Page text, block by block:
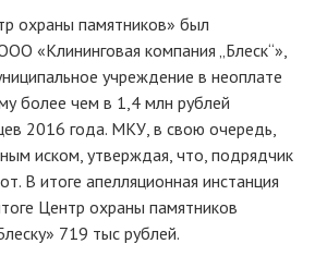
охраны памятников» был
«Клининговая компания „Блеск“»,
учреждение в неоплате
более чем в 1,4 млн рублей
2016 года. МКУ, в свою очередь,
иском, утверждая, что, подрядчик
В итоге апелляционная инстанция
Центр охраны памятников
719 тыс рублей.